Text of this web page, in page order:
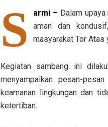
S armi – Dalam
aman dan
masyarakat Tor
Kegiatan sambang ini
menyampaikan pesan-
keamanan lingkungan dan
ketertiban.